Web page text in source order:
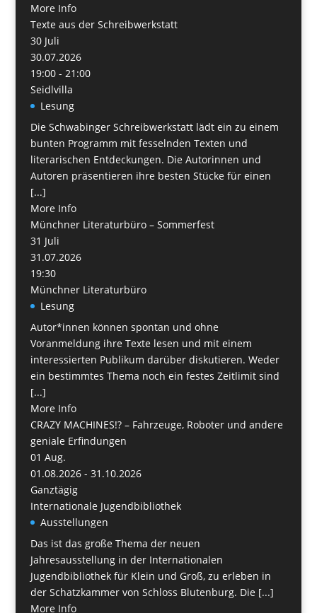
More Info
Texte aus der Schreibwerkstatt
30 Juli
30.07.2026
19:00 - 21:00
Seidlvilla
Lesung
Die Schwabinger Schreibwerkstatt lädt ein zu einem
bunten Programm mit fesselnden Texten und
literarischen Entdeckungen. Die Autorinnen und
Autoren präsentieren ihre besten Stücke für einen
[...]
More Info
Münchner Literaturbüro – Sommerfest
31 Juli
31.07.2026
19:30
Münchner Literaturbüro
Lesung
Autor*innen können spontan und ohne
Voranmeldung ihre Texte lesen und mit einem
interessierten Publikum darüber diskutieren. Weder
ein bestimmtes Thema noch ein festes Zeitlimit sind
[...]
More Info
CRAZY MACHINES!? – Fahrzeuge, Roboter und andere
geniale Erfindungen
01 Aug.
01.08.2026 - 31.10.2026
Ganztägig
Internationale Jugendbibliothek
Ausstellungen
Das ist das große Thema der neuen
Jahresausstellung in der Internationalen
Jugendbibliothek für Klein und Groß, zu erleben in
der Schatzkammer von Schloss Blutenburg. Die [...]
More Info